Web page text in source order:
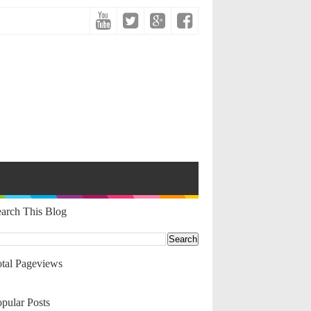
This Blog
Pageviews
Posts